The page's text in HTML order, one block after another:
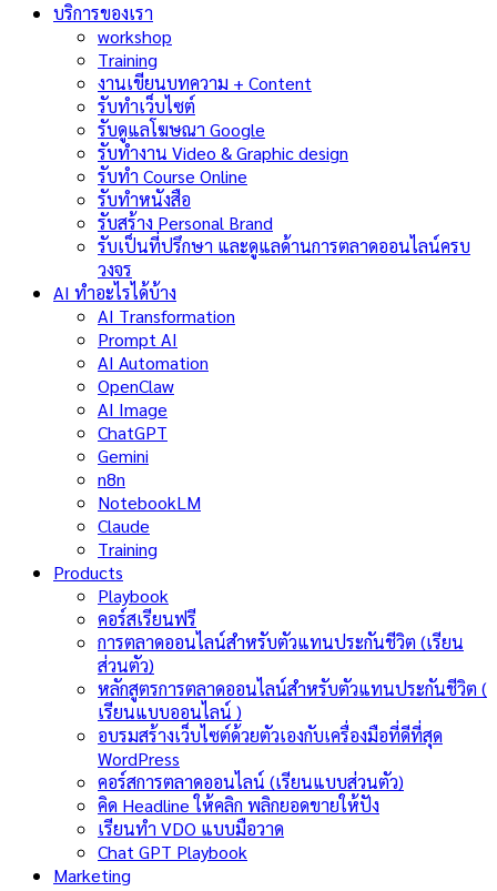
บริการของเรา
workshop
Training
งานเขียนบทความ + Content
รับทำเว็บไซต์
รับดูแลโฆษณา Google
รับทำงาน Video & Graphic design
รับทำ Course Online
รับทำหนังสือ
รับสร้าง Personal Brand
รับเป็นที่ปรึกษา และดูแลด้านการตลาดออนไลน์ครบ
วงจร
AI ทำอะไรได้บ้าง
AI Transformation
Prompt AI
AI Automation
OpenClaw
AI Image
ChatGPT
Gemini
n8n
NotebookLM
Claude
Training
Products
Playbook
คอร์สเรียนฟรี
การตลาดออนไลน์สำหรับตัวแทนประกันชีวิต (เรียน
ส่วนตัว)
หลักสูตรการตลาดออนไลน์สำหรับตัวแทนประกันชีวิต (
เรียนแบบออนไลน์ )
อบรมสร้างเว็บไซต์ด้วยตัวเองกับเครื่องมือที่ดีที่สุด
WordPress
คอร์สการตลาดออนไลน์ (เรียนแบบส่วนตัว)
คิด Headline ให้คลิก พลิกยอดขายให้ปัง
เรียนทำ VDO แบบมือวาด
Chat GPT Playbook
Marketing